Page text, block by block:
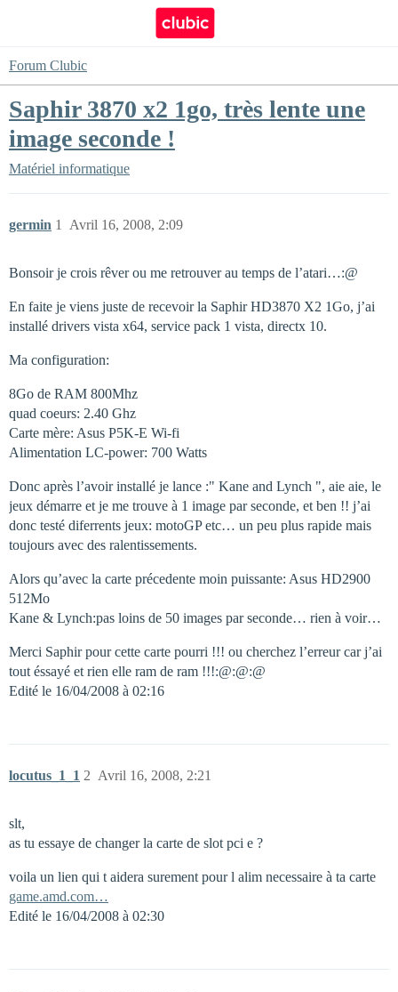
Forum Clubic
Saphir 3870 x2 1go, très lente une
image seconde !
Matériel informatique
germin Avril 16, 2008, 2:09
1
Bonsoir je crois rêver ou me retrouver au temps de l’atari…:@
En faite je viens juste de recevoir la Saphir HD3870 X2 1Go, j’ai
installé drivers vista x64, service pack 1 vista, directx 10.
Ma configuration:
8Go de RAM 800Mhz
quad coeurs: 2.40 Ghz
Carte mère: Asus P5K-E Wi-fi
Alimentation LC-power: 700 Watts
Donc après l’avoir installé je lance :" Kane and Lynch ", aie aie, le
jeux démarre et je me trouve à 1 image par seconde, et ben !! j’ai
donc testé diferrents jeux: motoGP etc… un peu plus rapide mais
toujours avec des ralentissements.
Alors qu’avec la carte précedente moin puissante: Asus HD2900
512Mo
Kane & Lynch:pas loins de 50 images par seconde… rien à voir…
Merci Saphir pour cette carte pourri !!! ou cherchez l’erreur car j’ai
tout éssayé et rien elle ram de ram !!!:@:@:@
Edité le 16/04/2008 à 02:16
locutus_1_1 Avril 16, 2008, 2:21
2
slt,
as tu essaye de changer la carte de slot pci e ?
voila un lien qui t aidera surement pour l alim necessaire à ta carte
game.amd.com…
Edité le 16/04/2008 à 02:30